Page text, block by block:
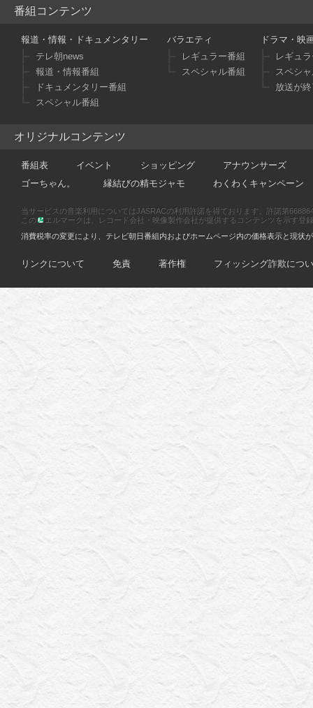
番組コンテンツ
報道・情報・ドキュメンタリー
テレ朝news
報道・情報番組
ドキュメンタリー番組
スペシャル番組
バラエティ
レギュラー番組
スペシャル番組
ドラマ・映
レギュ
スペシ
放送が
オリジナルコンテンツ
番組表 イベント ショッピング
アナウンサーズ
ゴーちゃん。
縁結びの精モジャモ わくわくキャンペーン
当サービスの音楽利用についてはJASRACの利用許諾を得ております。許諾第
この
エルマークは、レコード会社・映像製作会社が提供するコンテンツを示す登
消費税率の変更により、テレビ朝日番組内およびホームページ内の価格表示と現状
リンクについて 免責 著作権 フィッシング詐欺につ